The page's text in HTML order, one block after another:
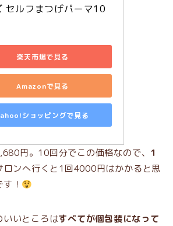
セルフまつげパーマ10
楽天市場で見る
Amazonで見る
ショッピングで見る
円。10回分でこの価格なので、 1
ロンへ行くと1回4000円はかかると思
！
いいところはすべてが個包装になって